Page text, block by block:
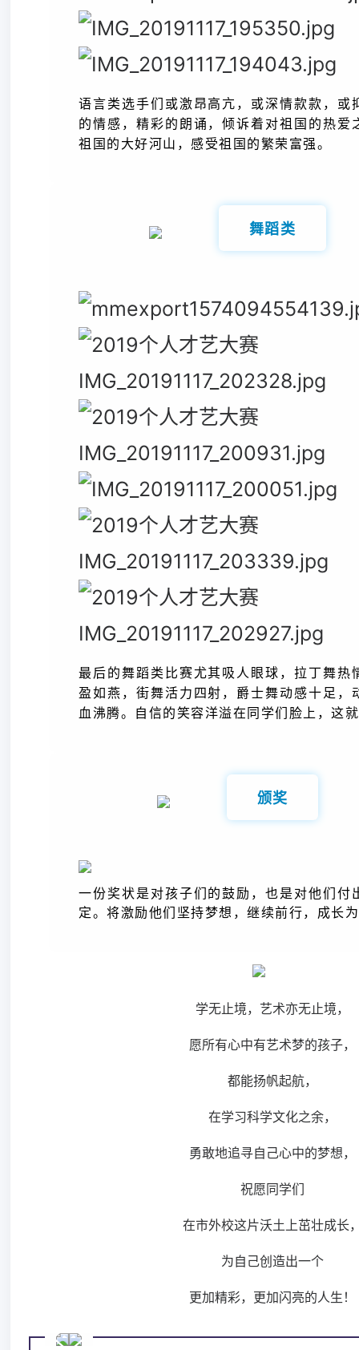
语言类选手们 或激昂高亢，或深情款款，或
的情感， 精彩的朗诵，倾诉着对祖国的热爱
祖国的大好河山，感受祖国的繁荣富强。
舞蹈类
最后的舞蹈类比赛尤其吸人眼球，拉丁舞热
盈如燕，街舞活力四射，爵士舞动感十足，
血沸腾。自信的笑容洋溢在同学们脸上，这
颁奖
一份奖状是对孩子们的鼓励，也是对他们付
定。将激励他们坚持梦想，继续前行，成长
学无止境，艺术亦无止境，
愿所有心中有艺术梦的孩子，
都能扬帆起航，
在学习科学文化之余，
勇敢地追寻自己心中的梦想，
祝愿同学们
在市外校这片沃土上茁壮成长
为自己创造出一个
更加精彩，更加闪亮的人生！